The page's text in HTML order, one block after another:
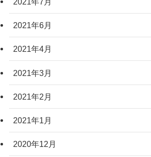
2021年6月
2021年4月
2021年3月
2021年2月
2021年1月
2020年12月